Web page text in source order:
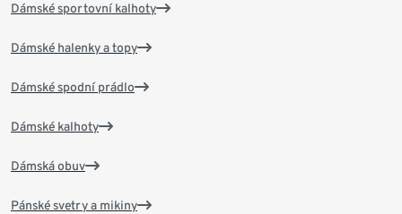
Dámské sportovní kalhoty
Dámské halenky a topy
Dámské spodní prádlo
Dámské kalhoty
Dámská obuv
Pánské svetry a mikiny